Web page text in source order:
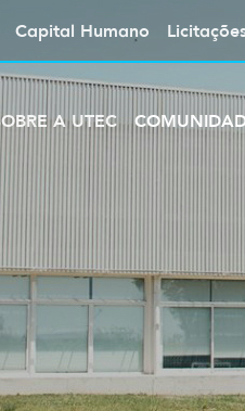
Capital Humano
A UTEC